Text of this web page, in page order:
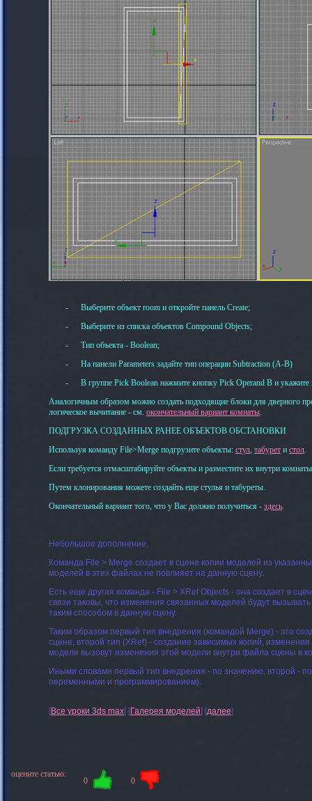
- Выберите объект room и откройте панель Create;
-
Выберите из списка объектов Compound Objects;
-
Тип объекта - Boolean;
-
На панели Parameters задайте тип операции Subtraction (A-B)
-
В группе Pick Boolean нажмите кнопку Pick Operand B и укажите
Аналогичным образом можно создать подходящие блоки для дверного
логическое вычитание - см. окончательный вариант комнаты.
ПОДГРУЗКА СОЗДАННЫХ РАНЕЕ ОБЪЕКТОВ ОБСТАНОВКИ
Используя команду File>Merge подгрузите объекты: стул, табурет и стол.
Если требуется отмасштабируйте объекты и разместите их внутри
Путем клонирования можете создайть еще стулья и табуреты.
Окончательный вариант того, что у Вас должно получиться - здесь.
Небольшое дополнение.
Команда File > Merge создает в сцене копии моделей из
моделей в этих файлах не повлияет на данную сцену.
Есть еще другая команда - File > XRef Objects - она создает в
связи таковы, что изменения связанных моделей будут
таким способом в данную сцену.
Таким образом первый тип внедрения (командой Merge) - это
сцене, второй тип (XRef) - создание зависимых копий,
модели вызовут изменения этой модели внутри файла сцены в
Иными словами первый тип внедрения - по значению, второй -
переменными и программированием).
[Все уроки 3ds max] [Галерея моделей] [далее]
оцените статью:
0 0